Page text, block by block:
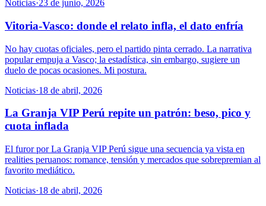
Noticias·23 de junio, 2026
Vitoria-Vasco: donde el relato infla, el dato enfría
No hay cuotas oficiales, pero el partido pinta cerrado. La narrativa
popular empuja a Vasco; la estadística, sin embargo, sugiere un
duelo de pocas ocasiones. Mi postura.
Noticias·18 de abril, 2026
La Granja VIP Perú repite un patrón: beso, pico y
cuota inflada
El furor por La Granja VIP Perú sigue una secuencia ya vista en
realities peruanos: romance, tensión y mercados que sobrepremian al
favorito mediático.
Noticias·18 de abril, 2026